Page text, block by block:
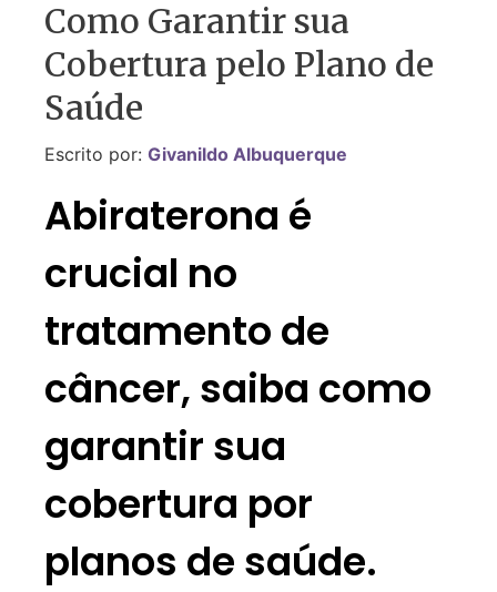
Como Garantir sua
Cobertura pelo Plano de
Saúde
Escrito por: Givanildo Albuquerque
Abiraterona é
crucial no
tratamento de
câncer, saiba como
garantir sua
cobertura por
planos de saúde.